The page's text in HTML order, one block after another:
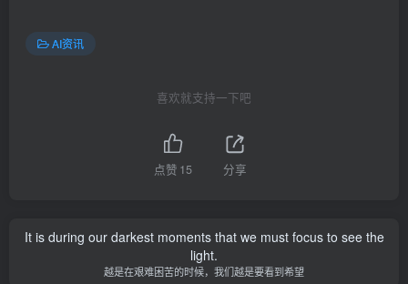
AI资讯
喜欢就支持一下吧
点赞 15 分享
It is during our darkest moments that we must focus to see the
light.
越是在艰难困苦的时候，我们越是要看到希望